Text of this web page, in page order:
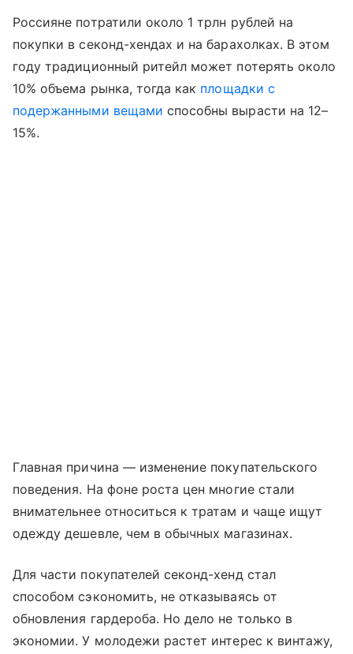
Россияне потратили около 1 трлн рублей на
покупки в секонд-хендах и на барахолках. В этом
году традиционный ритейл может потерять около
10% объема рынка, тогда как площадки с
подержанными вещами способны вырасти на 12–
15%.
Главная причина — изменение покупательского
поведения. На фоне роста цен многие стали
внимательнее относиться к тратам и чаще ищут
одежду дешевле, чем в обычных магазинах.
Для части покупателей секонд-хенд стал
способом сэкономить, не отказываясь от
обновления гардероба. Но дело не только в
экономии. У молодежи растет интерес к винтажу,